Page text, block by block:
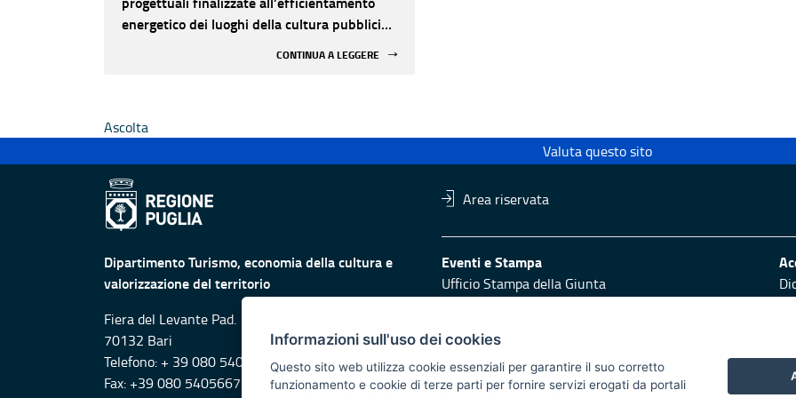
energetico dei luoghi della cultura pubblici
CONTINUA A LEGGERE
Ascolta
Valuta questo sito
Area riservata
Dipartimento Turismo, economia della cultura e
valorizzazione del territorio
Fiera del Levante Pad. 107, Lungomare Starita -
70132 Bari
Telefono: + 39 080 5405615
Fax: +39 080 5405667
Eventi e Stampa
Ufficio Stampa della Giunta
Press Regione
Responsabili di pubblicazione
Informazioni sull'uso dei cookies
Questo sito web utilizza cookie essenziali per garantire il suo corretto
funzionamento e cookie di terze parti per fornire servizi erogati da portali